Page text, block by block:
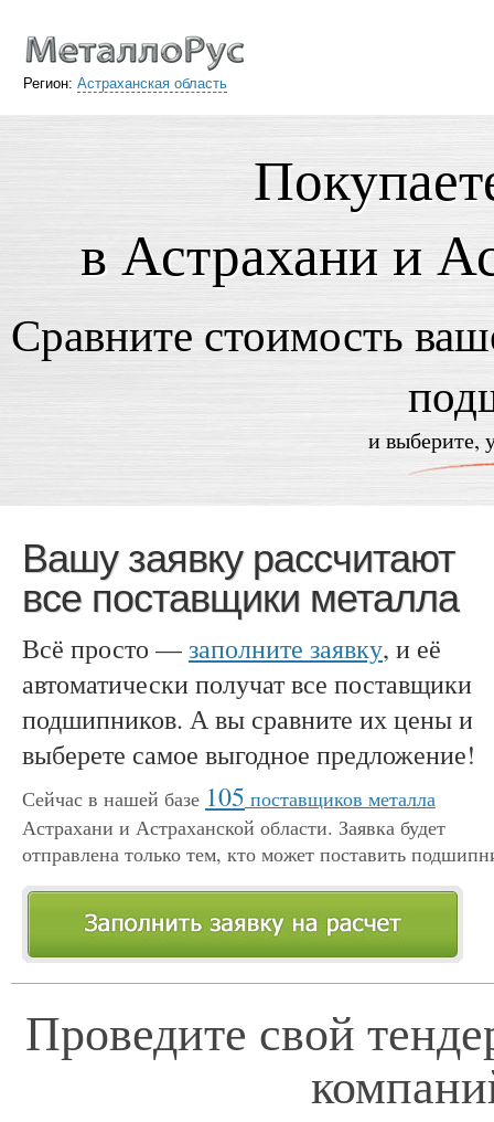
Регион: Астраханская область
в Астрахани и
Сравните стоимость
и выберите,
Вашу заявку рассчитают
все поставщики металла
Всё просто —заполните заявку, и её
автоматически получат все поставщики
подшипников. А вы сравните их цены и
выберете самое выгодное предложение!
Сейчас в нашей базе 105 поставщиков металла
Астрахани и Астраханской области. Заявка будет
отправлена только тем, кто может поставить
Проведите свой